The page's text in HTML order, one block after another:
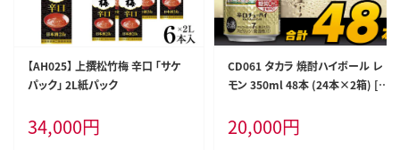
【AH025】 上撰松竹梅 辛口 「サケ
パック」 2L紙パック
34,000円
CD061 タカラ 焼酎ハイボール レ
モン 350ml 48本 (24本×2箱) [
チューハイ ハイボール れもん 檸
檬 7% 人気 おすすめ ギフト プレゼ
20,000円